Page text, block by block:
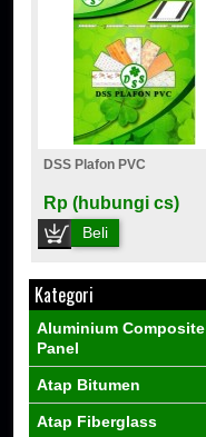
DSS Plafon PVC
Rp (hubungi cs)
Beli
Kategori
Aluminium Composite
Panel
Atap Bitumen
Atap Fiberglass